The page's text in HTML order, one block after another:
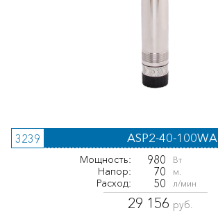
3239 ASP2-40-100WA
Мощность: 980 Вт
Напор: 70 м.
Расход: 50 л/мин
29 156 руб.